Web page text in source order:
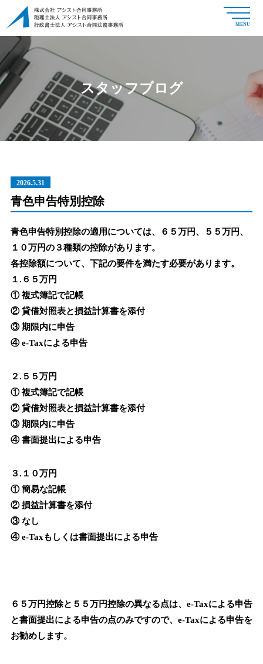
MENU
スタッフブログ
2026.5.31
青色申告特別控除
青色申告特別控除の適用については、６５万円、５５万円、
１０万円の３種類の控除があります。
各控除額について、下記の要件を満たす必要があります。
１.６５万円
① 複式簿記で記帳
② 貸借対照表と損益計算書を添付
③ 期限内に申告
④ e-Taxによる申告
２.５５万円
① 複式簿記で記帳
② 貸借対照表と損益計算書を添付
③ 期限内に申告
④ 書面提出による申告
３.１０万円
① 簡易な記帳
② 損益計算書を添付
③ なし
④ e-Taxもしくは書面提出による申告
６５万円控除と５５万円控除の異なる点は、e-Taxによる申告
と書面提出による申告の点のみですので、e-Taxによる申告を
お勧めします。